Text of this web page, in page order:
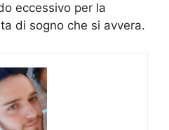
eccessivo per la
di sogno che si avvera.